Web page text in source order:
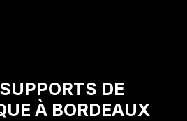
DE
À BORDEAUX